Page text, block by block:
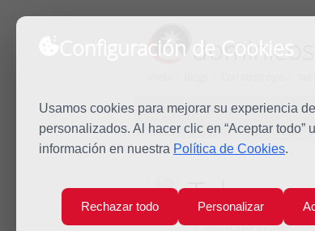
Configuración de Cookies
Usamos cookies para mejorar su experiencia
personalizados. Al hacer clic en “Aceptar
información en nuestra Política de Cookies.
Rechazar todo Personalizar
dominicos
13
Sep Tal vez...